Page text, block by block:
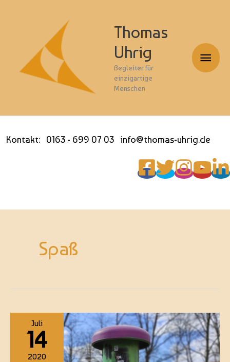
Thomas
Uhrig
Begleiter für
einzigartige
Menschen
Kontakt: 0163 - 699 07 03 info@thomas-uhrig.de
Spaß
Juli
14
2020